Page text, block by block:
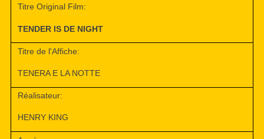
Titre Original Film:
TENDER IS DE NIGHT
Titre de l'Affiche:
TENERA E LA NOTTE
Réalisateur:
HENRY KING